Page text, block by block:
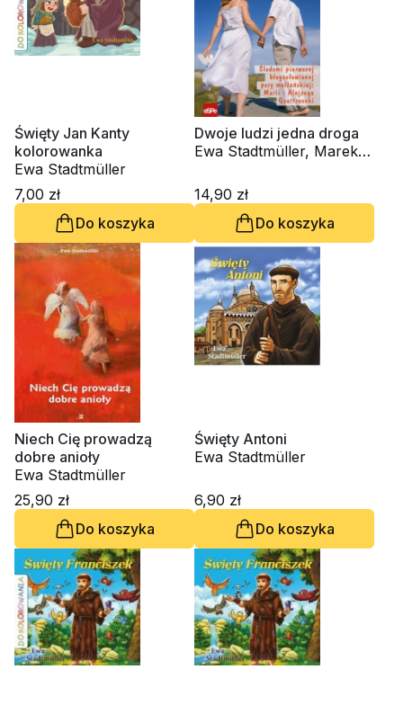
Święty Jan Kanty
kolorowanka
Ewa Stadtmüller
7,00 zł
Do koszyka
Dwoje ludzi jedna droga
Ewa Stadtmüller, Marek
14,90 zł
Do koszyka
Niech Cię prowadzą
dobre anioły
Ewa Stadtmüller
25,90 zł
Do koszyka
Święty Antoni
Ewa Stadtmüller
6,90 zł
Do koszyka